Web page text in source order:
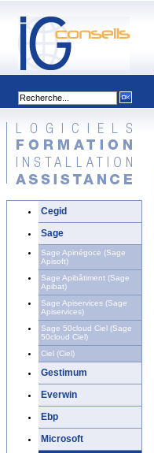
Cegid
Sage
Sage Apinégoce (Sage
Apisoft)
Sage Apibâtiment (Sage
Apibat)
Sage Apiservices (Sage
Apiservices)
Sage 50cloud Ciel (Sage
50cloud Ciel)
Ciel (Ciel)
Gestimum
Everwin
Ebp
Microsoft